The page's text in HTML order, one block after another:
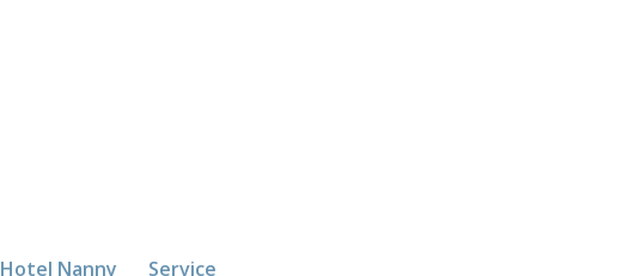
Hotel Nanny Service